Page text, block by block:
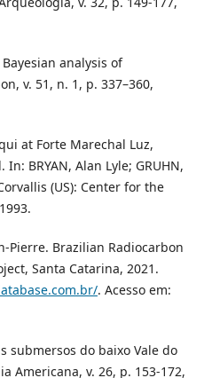
Bayesian analysis of
v. 51, n. 1, p. 337–360,
at Forte Marechal Luz,
BRYAN, Alan Lyle; GRUHN,
(US): Center for the
Pierre. Brazilian Radiocarbon
Santa Catarina, 2021.
. Acesso em:
submersos do baixo Vale do
Americana, v. 26, p. 153-172,